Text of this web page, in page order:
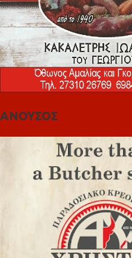
ΑΝΟΥΣΟΣ